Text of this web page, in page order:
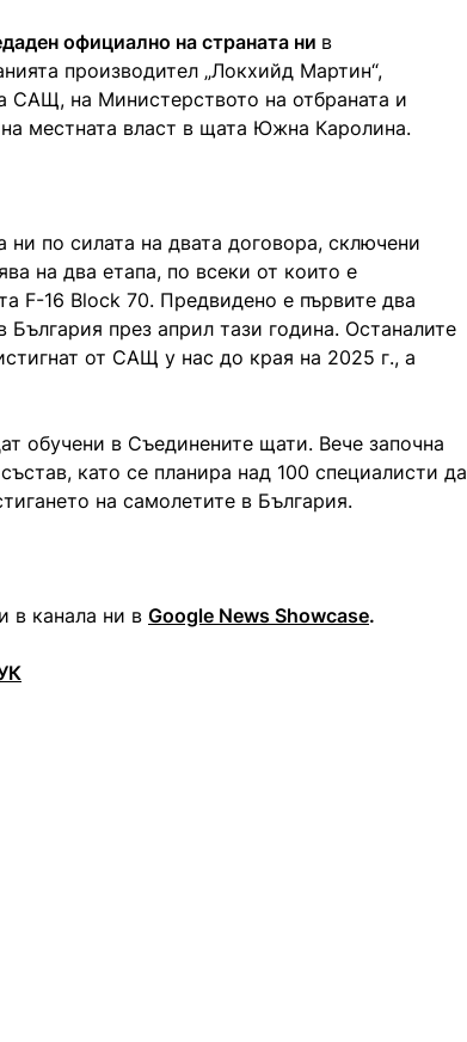
официално на страната ни в
производител „Локхийд Мартин“,
САЩ, на Министерството на отбраната и
местната власт в щата Южна Каролина.
ни по силата на двата договора, сключени
на два етапа, по всеки от които е
F-16 Block 70. Предвидено е първите два
България през април тази година. Останалите
от САЩ у нас до края на 2025 г., а
обучени в Съединените щати. Вече започна
като се планира над 100 специалисти да
на самолетите в България.
в канала ни в Google News Showcase.